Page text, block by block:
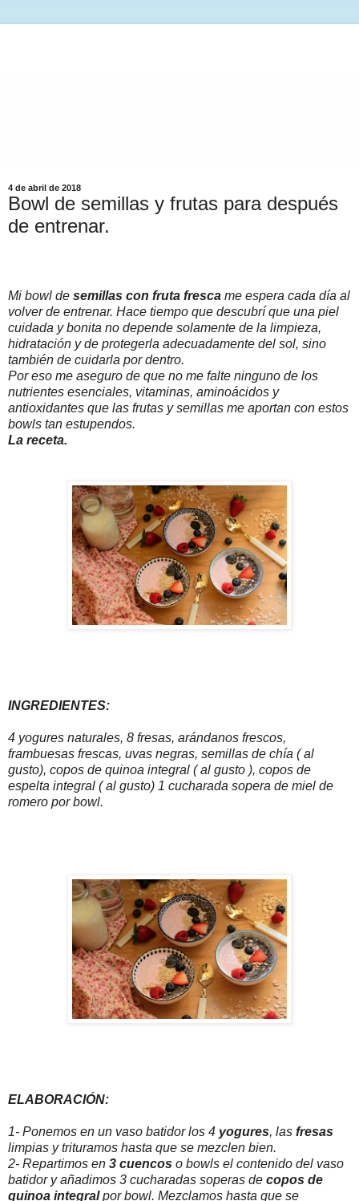
4 de abril de 2018
Bowl de semillas y frutas para después
de entrenar.
Mi bowl de semillas con fruta fresca me espera cada día al
volver de entrenar. Hace tiempo que descubrí que una piel
cuidada y bonita no depende solamente de la limpieza,
hidratación y de protegerla adecuadamente del sol, sino
también de cuidarla por dentro.
Por eso me aseguro de que no me falte ninguno de los
nutrientes esenciales, vitaminas, aminoácidos y
antioxidantes que las frutas y semillas me aportan con estos
bowls tan estupendos.
La receta.
INGREDIENTES:
4 yogures naturales, 8 fresas, arándanos frescos,
frambuesas frescas, uvas negras, semillas de chía ( al
gusto), copos de quinoa integral ( al gusto ), copos de
espelta integral ( al gusto) 1 cucharada sopera de miel de
romero por bowl.
ELABORACIÓN:
1- Ponemos en un vaso batidor los 4 yogures, las fresas
limpias y trituramos hasta que se mezclen bien.
2- Repartimos en 3 cuencos o bowls el contenido del vaso
batidor y añadimos 3 cucharadas soperas de copos de
quinoa integralpor bowl. Mezclamos hasta que se